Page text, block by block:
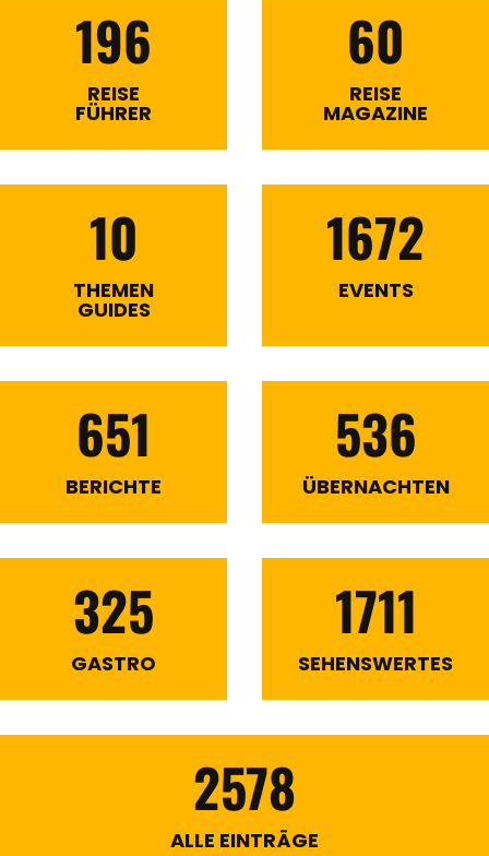
196
REISE
FÜHRER
60
REISE
MAGAZINE
10
THEMEN
GUIDES
1672
EVENTS
651
BERICHTE
536
ÜBERNACHTEN
325
GASTRO
1711
SEHENSWERTES
2578
ALLE EINTRÄGE